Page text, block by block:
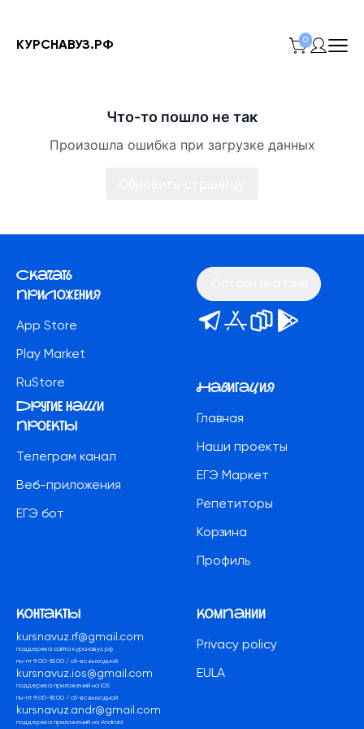
КУРСНАВУЗ.РФ 0
Что-то пошло не так
Произошла ошибка при загрузке данных
Скачать
приложения
App Store
Play Market
RuStore
другие наши
проекты
Телеграм канал
Веб-приложения
ЕГЭ бот
Навигация
Главная
Наши проекты
ЕГЭ Маркет
Репетиторы
Корзина
Профиль
контакты
kursnavuz.rf@gmail.com
поддержка сайта курснавуз.рф
пн-пт 9:00-18:00 / сб-вс выходной
kursnavuz.ios@gmail.com
поддержка приложений на iOS
пн-пт 9:00-18:00 / сб-вс выходной
kursnavuz.andr@gmail.com
поддержка приложений на Android
компании
Privacy policy
EULA